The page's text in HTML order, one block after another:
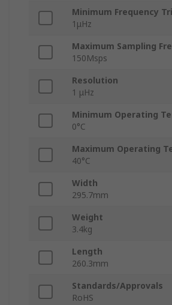
Minimum Frequency
1μHz
Maximum Sampling
150Msps
Resolution
1 μHz
Minimum Operating
0°C
Maximum Operating
40°C
Width
295.7mm
Weight
3.4kg
Length
260.3mm
Standards/Approvals
RoHS